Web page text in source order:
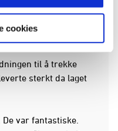
cookies
Ranheim å komme
på hjemmebane.
til å trekke
sterkt da laget
var fantastiske.